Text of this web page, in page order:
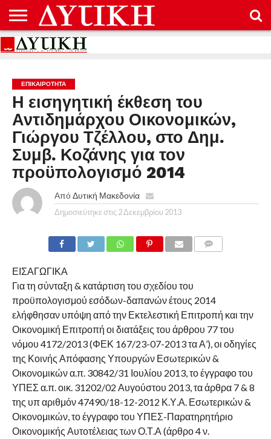
ΑΡΧΙΚΉ
ΕΠΙΚΟΙΝΩΝΊΑ
ΌΡΟΙ
ΠΡΟΣΤΑΣΊΑ
ΕΠΙΚΑΙΡΟΤΗΤΑ
Η εισηγητική έκθεση του
Αντιδημάρχου Οικονομικών,
Γιώργου Τζέλλου, στο Δημ.
Συμβ. Κοζάνης για τον
προϋπολογισμό 2014
Από Δυτική Μακεδονία
Δημοσιεύτηκε στις 2 Δεκεμβρίου 2013
ΕΙΣΑΓΩΓΙΚΑ
Για τη σύνταξη & κατάρτιση του σχεδίου του
προϋπολογισμού εσόδων-δαπανών έτους 2014
ελήφθησαν υπόψη από την Εκτελεστική Επιτροπή και την
Οικονομική Επιτροπή οι διατάξεις του άρθρου 77 του
νόμου 4172/2013 (ΦΕΚ 167/23-07-2013 τα Α’), οι οδηγίες
της Κοινής Απόφασης Υπουργών Εσωτερικών &
Οικονομικών α.π. 30842/31 Ιουλίου 2013, το έγγραφο του
ΥΠΕΣ α.π. οικ. 31202/02 Αυγούστου 2013, τα άρθρα 7 & 8
της υπ αριθμόν 47490/18-12-2012 Κ.Υ.Α. Εσωτερικών &
Οικονομικών, το έγγραφο του ΥΠΕΣ-Παρατηρητήριο
Οικονομικής Αυτοτέλειας των Ο.Τ.Α (άρθρο 4 ν.